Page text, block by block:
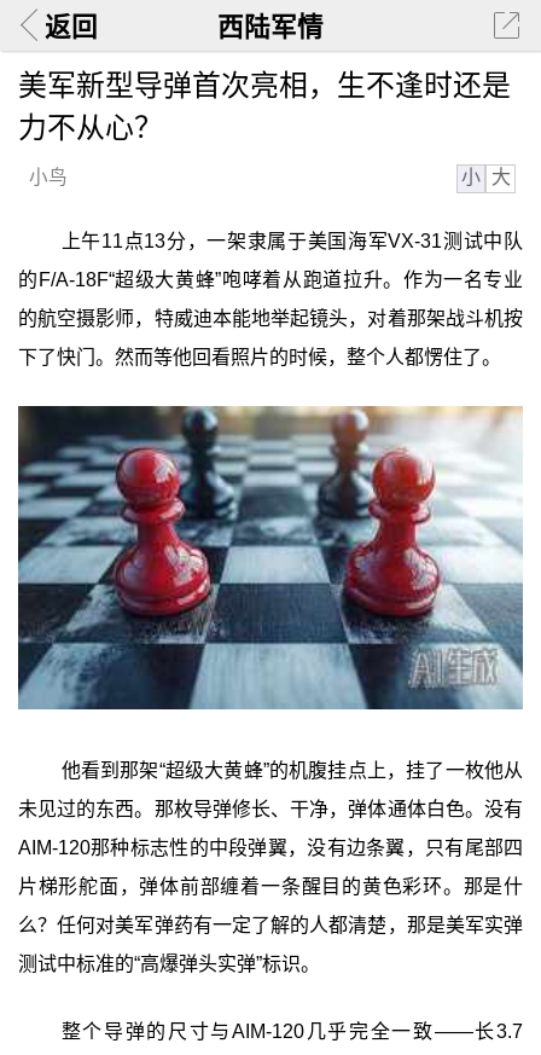
返回 西陆军情
美军新型导弹首次亮相，生不逢时还是
力不从心？
小鸟 小 大
上午11点13分，一架隶属于美国海军VX-31测试中队
的F/A-18F“超级大黄蜂”咆哮着从跑道拉升。作为一名专业
的航空摄影师，特威迪本能地举起镜头，对着那架战斗机按
下了快门。然而等他回看照片的时候，整个人都愣住了。
他看到那架“超级大黄蜂”的机腹挂点上，挂了一枚他从
未见过的东西。那枚导弹修长、干净，弹体通体白色。没有
AIM-120那种标志性的中段弹翼，没有边条翼，只有尾部四
片梯形舵面，弹体前部缠着一条醒目的黄色彩环。那是什
么？任何对美军弹药有一定了解的人都清楚，那是美军实弹
测试中标准的“高爆弹头实弹”标识。
整个导弹的尺寸与AIM-120几乎完全一致——长3.7